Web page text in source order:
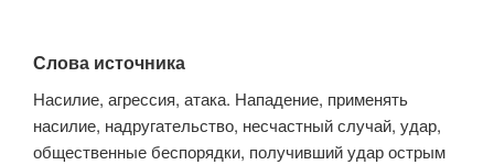
Слова источника
Насилие, агрессия, атака. Нападение, применять
насилие, надругательство, несчастный случай, удар,
общественные беспорядки, получивший удар острым